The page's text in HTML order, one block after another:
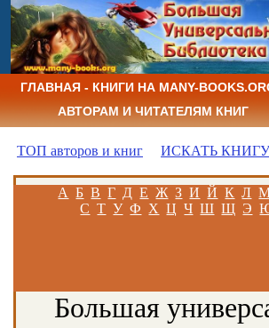
ГЛАВНАЯ - КНИГИ НА MANY-
АВТОРАМ И ЧИТАТЕЛЯМ КНИГ
ТОП авторов и книг ИСКАТЬ
А Б В Г Д Е Ж З И Й К Л
С Т У Ф Х Ц Ч Ш Щ Э
Большая